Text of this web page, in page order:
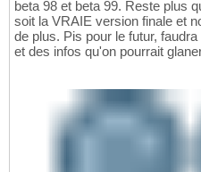
beta 98 et beta 99. Reste plus
soit la VRAIE version finale et
de plus. Pis pour le futur,
et des infos qu'on pourrait